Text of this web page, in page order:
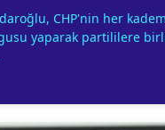
CHP'nin her
yaparak partililere